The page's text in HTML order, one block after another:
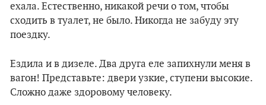
ехала. Естественно, никакой речи о том, чтобы
сходить в туалет, не было. Никогда не забуду эту
поездку.
Ездила и в дизеле. Два друга еле запихнули меня в
вагон! Представьте: двери узкие, ступени высокие.
Сложно даже здоровому человеку.